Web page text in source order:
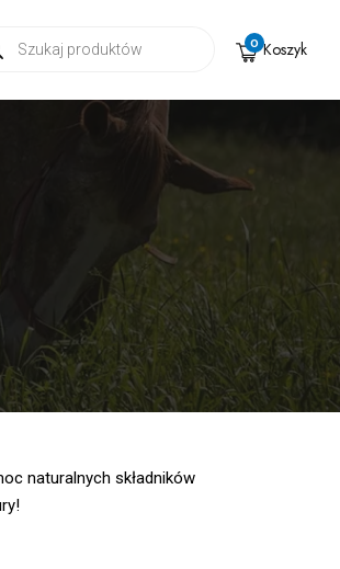
0 Koszyk
naturalnych składników